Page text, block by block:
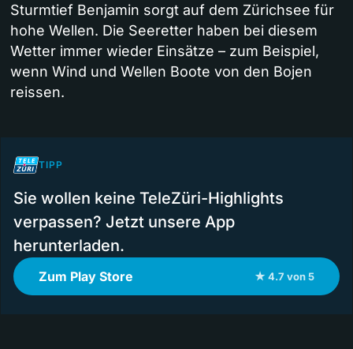
Sturmtief Benjamin sorgt auf dem Zürichsee für
hohe Wellen. Die Seeretter haben bei diesem
Wetter immer wieder Einsätze – zum Beispiel,
wenn Wind und Wellen Boote von den Bojen
reissen.
TIPP
Sie wollen keine TeleZüri-Highlights
verpassen? Jetzt unsere App
herunterladen.
Zum Play Store ★ 4.7 von 5